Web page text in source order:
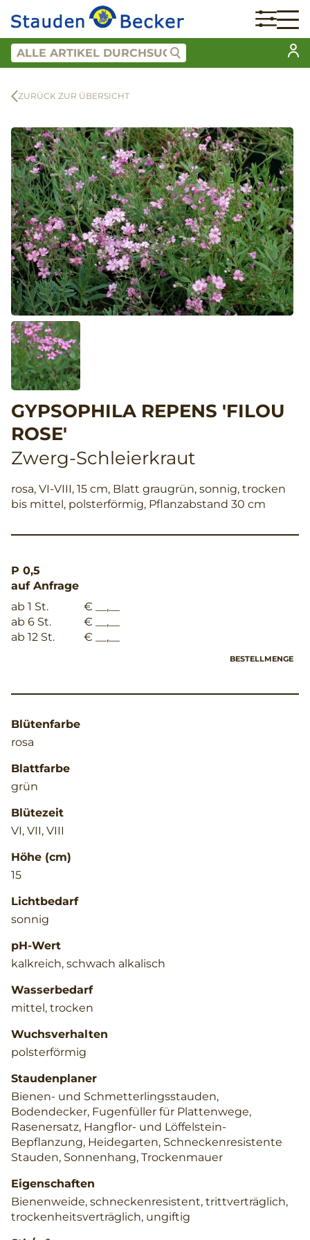
ZURÜCK ZUR ÜBERSICHT
GYPSOPHILA REPENS 'FILOU
ROSE'
Zwerg-Schleierkraut
rosa, VI-VIII, 15 cm, Blatt graugrün, sonnig, trocken
bis mittel, polsterförmig, Pflanzabstand 30 cm
P 0,5
auf Anfrage
ab 1 St.
€ __,__
ab 6 St.
€ __,__
ab 12 St.
€ __,__
BESTELLMENGE
Blütenfarbe
rosa
Blattfarbe
grün
Blütezeit
VI, VII, VIII
Höhe (cm)
15
Lichtbedarf
sonnig
pH-Wert
kalkreich, schwach alkalisch
Wasserbedarf
mittel, trocken
Wuchsverhalten
polsterförmig
Staudenplaner
Bienen- und Schmetterlingsstauden,
Bodendecker, Fugenfüller für Plattenwege,
Rasenersatz, Hangflor- und Löffelstein-
Bepflanzung, Heidegarten, Schneckenresistente
Stauden, Sonnenhang, Trockenmauer
Eigenschaften
Bienenweide, schneckenresistent, trittverträglich,
trockenheitsverträglich, ungiftig